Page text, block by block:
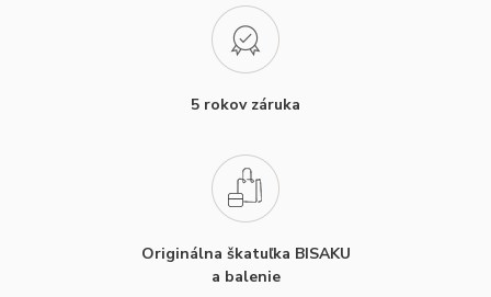
5 rokov záruka
Originálna škatuľka BISAKU
a balenie